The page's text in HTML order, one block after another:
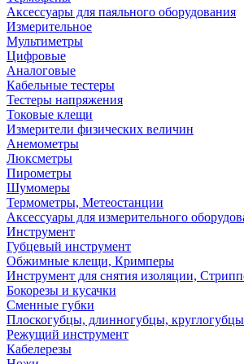
Аксессуары для паяльного оборудования
Измерительное
Мультиметры
Цифровые
Аналоговые
Кабельные тестеры
Тестеры напряжения
Токовые клещи
Измерители физических величин
Анемометры
Люксметры
Пирометры
Шумомеры
Термометры, Метеостанции
Аксессуары для измерительного
Инструмент
Губцевый инструмент
Обжимные клещи, Кримперы
Инструмент для снятия изоляции,
Бокорезы и кусачки
Сменные губки
Плоскогубцы, длинногубцы, круглогубцы
Режущий инструмент
Кабелерезы